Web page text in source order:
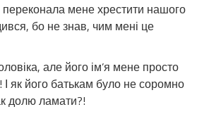
банок!
мене хрестити нашого
бо не знав, чим мені це
але його ім’я мене просто
І як його батькам було не соромно
долю ламати?!